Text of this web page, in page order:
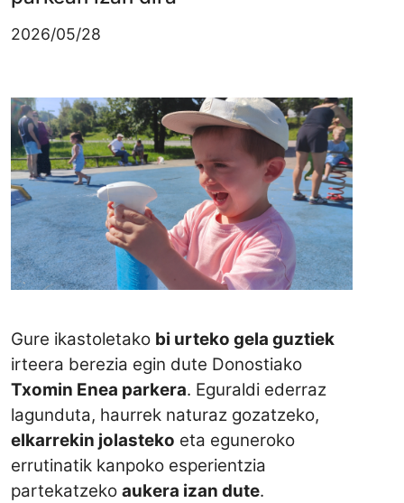
2026/05/28
Irudia
Gure ikastoletako bi urteko gela guztiek
irteera berezia egin dute Donostiako
Txomin Enea parkera. Eguraldi ederraz
lagunduta, haurrek naturaz gozatzeko,
elkarrekin jolasteko eta eguneroko
errutinatik kanpoko esperientzia
partekatzeko aukera izan dute.